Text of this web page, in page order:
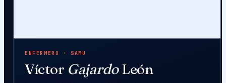
ENFERMERO · SAMU
Víctor GajardoLeón